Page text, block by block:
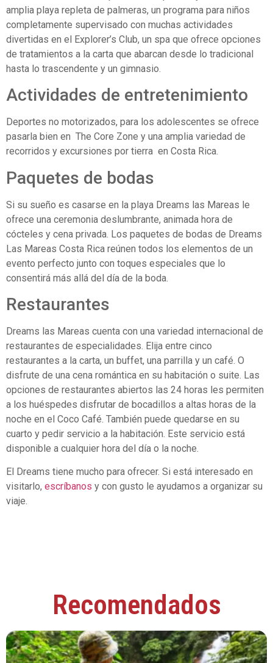
amplia playa repleta de palmeras, un programa para niños
completamente supervisado con muchas actividades
divertidas en el Explorer’s Club, un spa que ofrece opciones
de tratamientos a la carta que abarcan desde lo tradicional
hasta lo trascendente y un gimnasio.
Actividades de entretenimiento
Deportes no motorizados, para los adolescentes se ofrece
pasarla bien en The Core Zone y una amplia variedad de
recorridos y excursiones por tierra en Costa Rica.
Paquetes de bodas
Si su sueño es casarse en la playa Dreams las Mareas le
ofrece una ceremonia deslumbrante, animada hora de
cócteles y cena privada. Los paquetes de bodas de Dreams
Las Mareas Costa Rica reúnen todos los elementos de un
evento perfecto junto con toques especiales que lo
consentirá más allá del día de la boda.
Restaurantes
Dreams las Mareas cuenta con una variedad internacional de
restaurantes de especialidades. Elija entre cinco
restaurantes a la carta, un buffet, una parrilla y un café. O
disfrute de una cena romántica en su habitación o suite. Las
opciones de restaurantes abiertos las 24 horas les permiten
a los huéspedes disfrutar de bocadillos a altas horas de la
noche en el Coco Café. También puede quedarse en su
cuarto y pedir servicio a la habitación. Este servicio está
disponible a cualquier hora del día o la noche.
El Dreams tiene mucho para ofrecer. Si está interesado en
visitarlo, escríbanos y con gusto le ayudamos a organizar su
viaje.
Recomendados